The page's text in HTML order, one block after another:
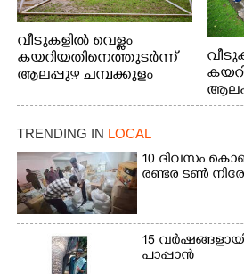
വീടുകളിൽ വെള്ളം
കയറിയതിനെത്തുടർന്ന്
ആലപ്പുഴ ചമ്പക്കുളം
പോരൂക്കര സെൻട്രൽ
സ്കൂളിലെ ദുരിതാശ്വാസ
ക്യാമ്പിലെത്തിയവർ
വസ്ത്രങ്ങൾ
ഉണക്കാനിട്ടിരിക്കുന്ന
ഗോൾപോസ്റ്റിന് മുന്നിൽ
ഫുട്ബോൾ കളികളിൽ
ഏർപ്പെട്ടിരിക്കുന്ന
കുട്ടികൾ
TRENDING IN LOCAL
10 ദിവസം
രണ്ടര ടൺ
15
പാപ്പാൻ